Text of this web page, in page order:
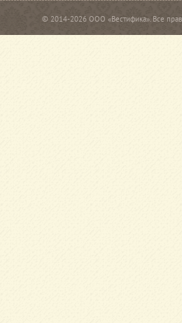
© 2014-2026 ООО «Вестифика». Все